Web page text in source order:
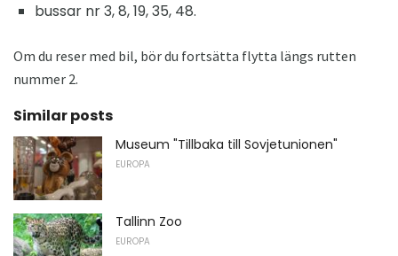
bussar nr 3, 8, 19, 35, 48.
Om du reser med bil, bör du fortsätta flytta längs rutten
nummer 2.
Similar posts
Museum "Tillbaka till Sovjetunionen"
EUROPA
Tallinn Zoo
EUROPA